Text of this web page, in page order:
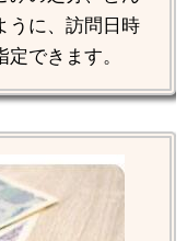
うに、訪問日時
できます。